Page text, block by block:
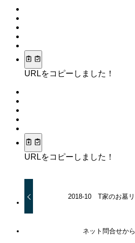
URLをコピーしました！
URLをコピーしました！
2018-10 T家のお墓
ネット問合せか